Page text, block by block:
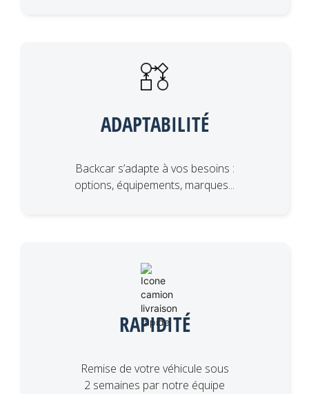
ADAPTABILITÉ
Backcar s’adapte à vos besoins :
options, équipements, marques...
RAPIDITÉ
Remise de votre véhicule sous
2 semaines par notre équipe